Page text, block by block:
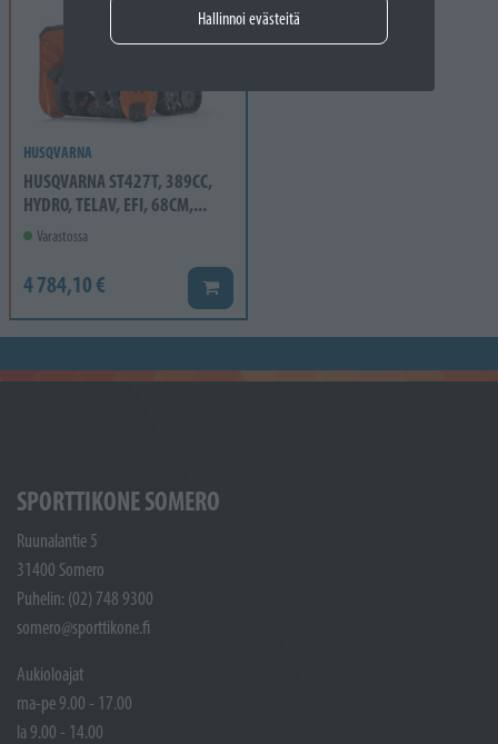
Hallinnoi evästeitä
HUSQVARNA
HUSQVARNA ST427T, 389CC,
HYDRO, TELAV, EFI, 68CM,...
Varastossa
4 784,10 € Lisää koriin
SPORTTIKONE SOMERO
Ruunalantie 5
31400 Somero
Puhelin: (02) 748 9300
somero@sporttikone.fi
Aukioloajat
ma-pe 9.00 - 17.00
la 9.00 - 14.00